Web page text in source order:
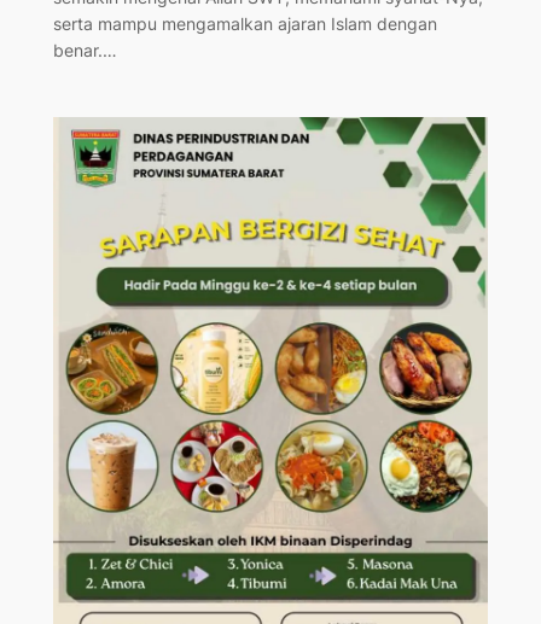
serta mampu mengamalkan ajaran Islam dengan
benar.…